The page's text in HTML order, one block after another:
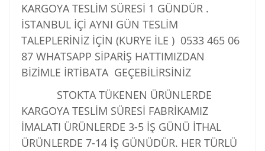
KARGOYA TESLİM SÜRESİ 1 GÜNDÜR .
İSTANBUL İÇİ AYNI GÜN TESLİM
TALEPLERİNİZ İÇİN (KURYE İLE ) 0533 465 06
87 WHATSAPP SİPARİŞ HATTIMIZDAN
BİZİMLE İRTİBATA GEÇEBİLİRSİNİZ
STOKTA TÜKENEN ÜRÜNLERDE
KARGOYA TESLİM SÜRESİ FABRİKAMIZ
İMALATI ÜRÜNLERDE 3-5 İŞ GÜNÜ İTHAL
ÜRÜNLERDE 7-14 İŞ GÜNÜDÜR. HER TÜRLÜ